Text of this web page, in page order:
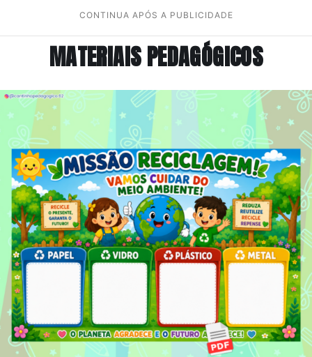
CONTINUA APÓS A PUBLICIDADE
MATERIAIS PEDAGÓGICOS